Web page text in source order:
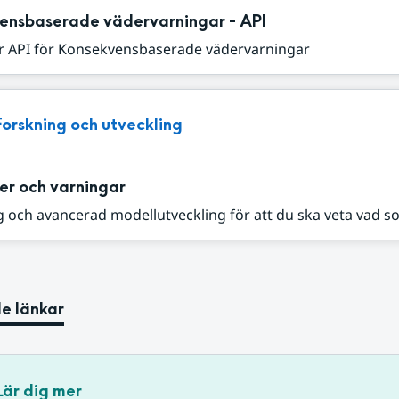
vädervarningar - API
API för Konsekvensbaserade vädervarningar
och utveckling
och varningar
och avancerad modellutveckling för att du ska veta vad
länkar
dig mer